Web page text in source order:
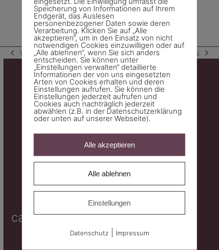
vorheriger
Beitrag:
Vorheriger
Nächster
Vorwärts
Werkstrasse 2
7000 Chur
carmen.peter@metamur.ch
+41 79 661 17 70
Speicherung von Informationen auf Ihrem
Endgerät, das Auslesen
personenbezogener Daten sowie deren
Verarbeitung. Klicken Sie auf „Alle
akzeptieren“, um in den Einsatz von nicht
notwendigen Cookies einzuwilligen oder auf
„Alle ablehnen“, wenn Sie sich anders
entscheiden. Sie können unter
„Einstellungen verwalten“ detaillierte
Informationen der von uns eingesetzten
Arten von Cookies erhalten und deren
Einstellungen aufrufen. Sie können die
Einstellungen jederzeit aufrufen und
Cookies auch nachträglich jederzeit
abwählen (z.B. in der Datenschutzerklärung
oder unten auf unserer Webseite).
Alle akzeptieren
Alle ablehnen
Einstellungen
Datenschutz Impressum